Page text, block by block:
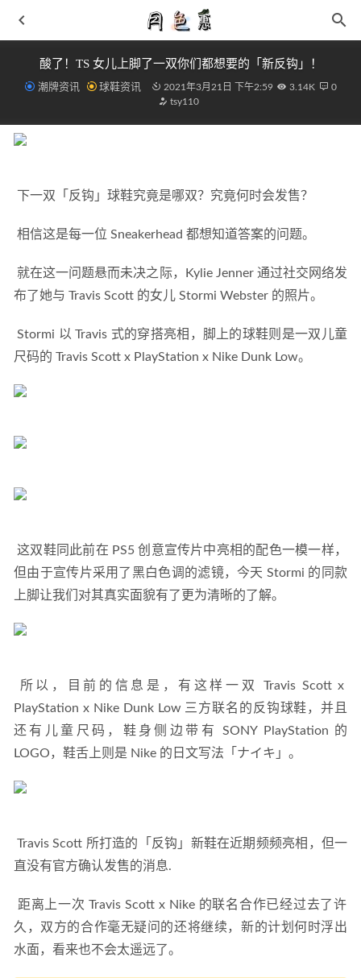
酸了！TS 女儿上脚了一双你们都想要的「新反钩」！
潮牌资讯 球鞋资讯 2021年3月21日 下午2:59 3.14K
0
tsy110
下一双「反钩」球鞋究竟是哪双？究竟何时会发售？
相信这是每一位 Sneakerhead 都想知道答案的问题。
布了她与 Travis Scott 的女儿 Stormi Webster 的照片。
Stormi 以 Travis 式的穿搭亮相，脚上的球鞋则是一双儿童
尺码的 Travis Scott x PlayStation x Nike Dunk Low。
这双鞋同此前在 PS5 创意宣传片中亮相的配色一模一样，
但由于宣传片采用了黑白色调的滤镜，今天 Stormi 的同款
上脚让我们对其真实面貌有了更为清晰的了解。
PlayStation x Nike Dunk Low 三方联名的反钩球鞋，并且
还有儿童尺码，鞋身侧边带有 SONY PlayStation 的
LOGO，鞋舌上则是 Nike 的日文写法「ナイキ」。
Travis Scott 所打造的「反钩」新鞋在近期频频亮相，但一
直没有官方确认发售的消息.
久，双方的合作毫无疑问的还将继续，新的计划何时浮出
水面，看来也不会太遥远了。
前卫造型 + 夸张气垫！全新 Air Tuned Max 本周发售！
清洗拖把的妙招 拖把上长了小蘑菇怎么办 2019-05-28
匹克态极大三角全新粉嫩蜜桃配色下月初开催
2021-05-20
2019年扫福最强攻略集合（必中沾福卡）
2019-01-30